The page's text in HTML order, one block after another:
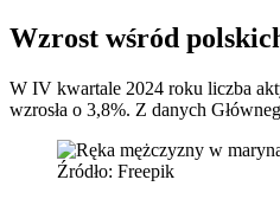
Wzrost wśród
W IV kwartale 2024 roku liczba
wzrosła o 3,8%. Z danych
Źródło: Freepik